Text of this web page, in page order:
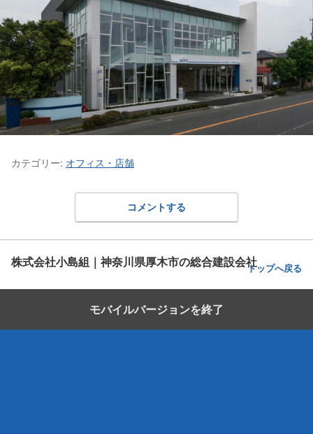
カテゴリー: オフィス・店舗
コメントする
株式会社小島組｜神奈川県厚木市の総合建設会社トップへ戻る
モバイルバージョンを終了